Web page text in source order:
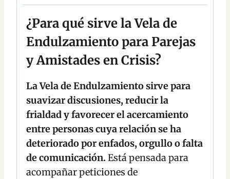
¿Para qué sirve la Vela de
Endulzamiento para Parejas
y Amistades en Crisis?
La Vela de Endulzamiento sirve para
suavizar discusiones, reducir la
frialdad y favorecer el acercamiento
entre personas cuya relación se ha
deteriorado por enfados, orgullo o falta
de comunicación. Está pensada para
acompañar peticiones de